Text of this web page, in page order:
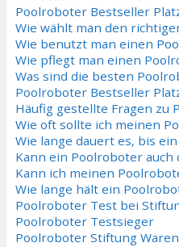
Poolroboter Bestseller
Wie wählt man den
Wie benutzt man einen
Wie pflegt man einen
Was sind die besten
Poolroboter Bestseller
Häufig gestellte Fragen zu
Wie oft sollte ich meinen
Wie lange dauert es, bis
Kann ein Poolroboter auch
Kann ich meinen
Wie lange hält ein
Poolroboter Test bei
Poolroboter Testsieger
Poolroboter Stiftung